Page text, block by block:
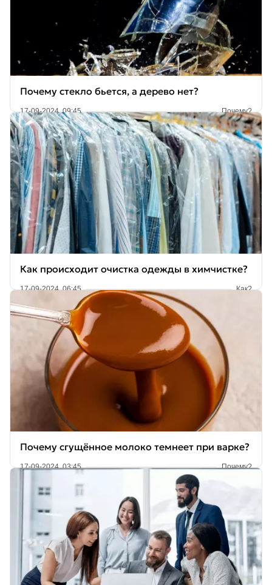
Почему стекло бьется, а дерево нет?
17-09-2024, 09:45 Почему?
Как происходит очистка одежды в химчистке?
17-09-2024, 06:45 Как?
Почему сгущённое молоко темнеет при варке?
17-09-2024, 03:45 Почему?